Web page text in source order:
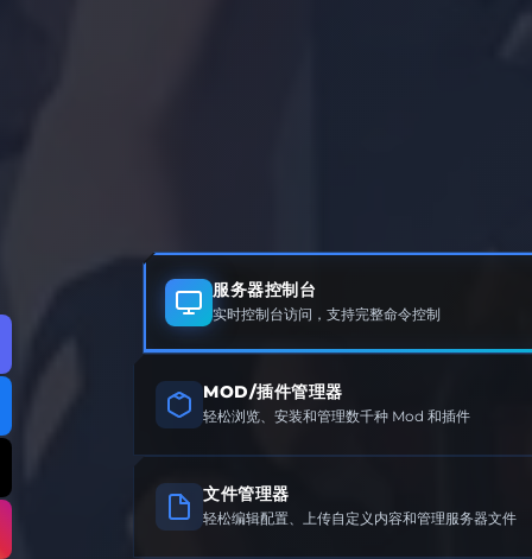
服务器控制台
实时控制台访问，支持完整命令控制
MOD/插件管理器
轻松浏览、安装和管理数千种 Mod 和插件
文件管理器
轻松编辑配置、上传自定义内容和管理服务器文件